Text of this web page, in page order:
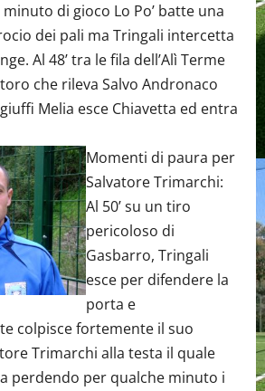
di gioco Lo Po’ batte una
dei pali ma Tringali intercetta
Al 48’ tra le fila dell’Alì Terme
che rileva Salvo Andronaco
Melia esce Chiavetta ed entra
Momenti di paura per
Salvatore Trimarchi:
Al 50’ su un tiro
pericoloso di
Gasbarro, Tringali
esce per difendere la
porta e
colpisce fortemente il suo
Trimarchi alla testa il quale
perdendo per qualche minuto i